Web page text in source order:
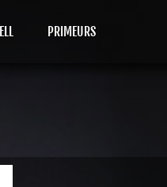
PRIMEURS